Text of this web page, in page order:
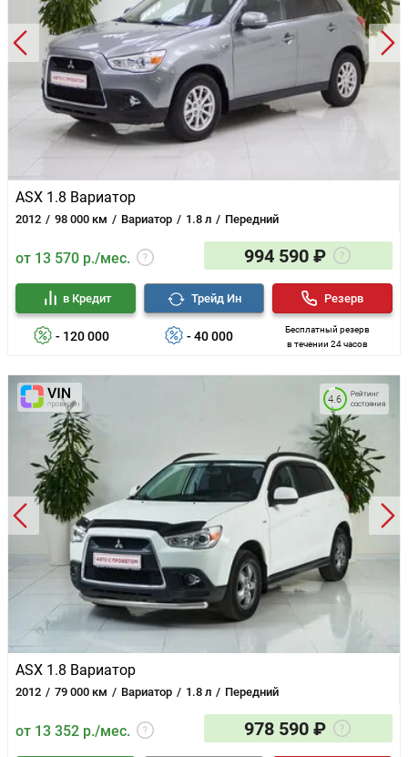
ASX 1.8 Вариатор
2012 98 000 км Вариатор 1.8 л Передний
от 13 570 р./мес. 994 590 ₽
- 120 000
в Кредит
- 40 000
Трейд Ин
Бесплатный резерв
в течении 24 часов
Резерв
ASX 1.8 Вариатор
2012 79 000 км Вариатор 1.8 л Передний
Рейтинг
состояния
4.6
от 13 352 р./мес. 978 590 ₽